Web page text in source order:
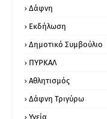
Δάφνη
Εκδήλωση
Δημοτικό Συμβούλιο
ΠΥΡΚΑΛ
Αθλητισμός
Δάφνη Τριγύρω
Υγεία